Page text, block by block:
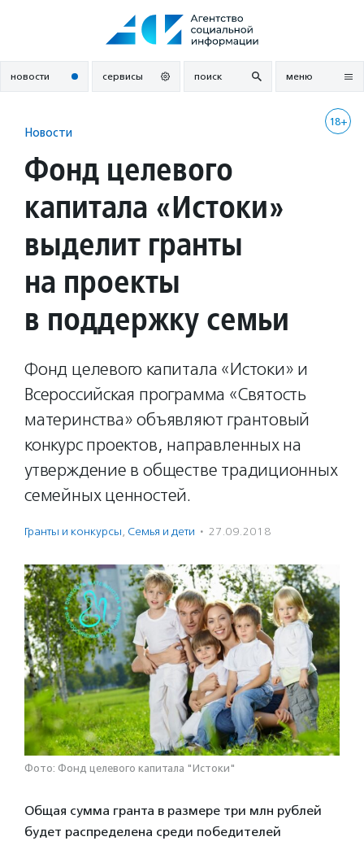
новости сервисы поиск меню
18+
Новости
Фонд целевого
капитала «Истоки»
выделит гранты
на проекты
в поддержку семьи
Фонд целевого капитала «Истоки» и
Всероссийская программа «Святость
материнства» объявляют грантовый
конкурс проектов, направленных на
утверждение в обществе традиционных
семейных ценностей.
Гранты и конкурсы, Семья и дети · 27.09.2018
Фото: Фонд целевого капитала "Истоки"
Общая сумма гранта в размере три млн рублей
будет распределена среди победителей